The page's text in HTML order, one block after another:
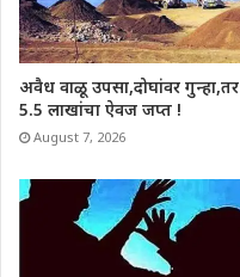
अवैध वाळू उपसा,दोघांवर गुन्हा,तर
5.5 लाखांचा ऐवज जप्त !
August 7, 2026